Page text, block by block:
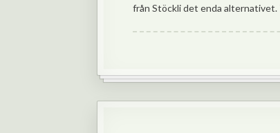
från Stöckli det enda alternativet.